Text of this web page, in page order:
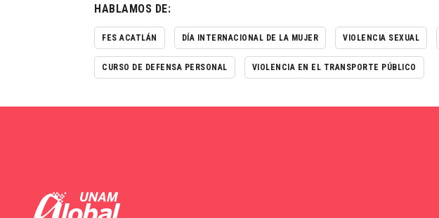
HABLAMOS DE:
FES ACATLÁN DÍA INTERNACIONAL DE LA MUJER VIOLENCIA SEXUAL
CURSO DE DEFENSA PERSONAL VIOLENCIA EN EL TRANSPORTE PÚBLICO